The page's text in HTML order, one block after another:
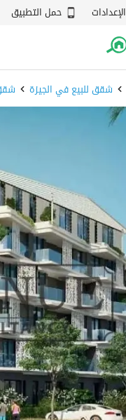
الإعدادات حمل التطبيق
شقق للبيع في الجيزة شقق